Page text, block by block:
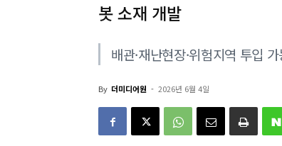
봇 소재 개발
배관·재난현장·위험지역 투입
By 더미디어원 - 2026년 6월 4일